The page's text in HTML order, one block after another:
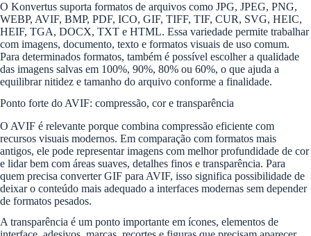
O Konvertus suporta formatos de arquivos como JPG, JPEG, PNG,
WEBP, AVIF, BMP, PDF, ICO, GIF, TIFF, TIF, CUR, SVG, HEIC,
HEIF, TGA, DOCX, TXT e HTML. Essa variedade permite trabalhar
com imagens, documento, texto e formatos visuais de uso comum.
Para determinados formatos, também é possível escolher a qualidade
das imagens salvas em 100%, 90%, 80% ou 60%, o que ajuda a
equilibrar nitidez e tamanho do arquivo conforme a finalidade.
Ponto forte do AVIF: compressão, cor e transparência
O AVIF é relevante porque combina compressão eficiente com
recursos visuais modernos. Em comparação com formatos mais
antigos, ele pode representar imagens com melhor profundidade de cor
e lidar bem com áreas suaves, detalhes finos e transparência. Para
quem precisa converter GIF para AVIF, isso significa possibilidade de
deixar o conteúdo mais adequado a interfaces modernas sem depender
de formatos pesados.
A transparência é um ponto importante em ícones, elementos de